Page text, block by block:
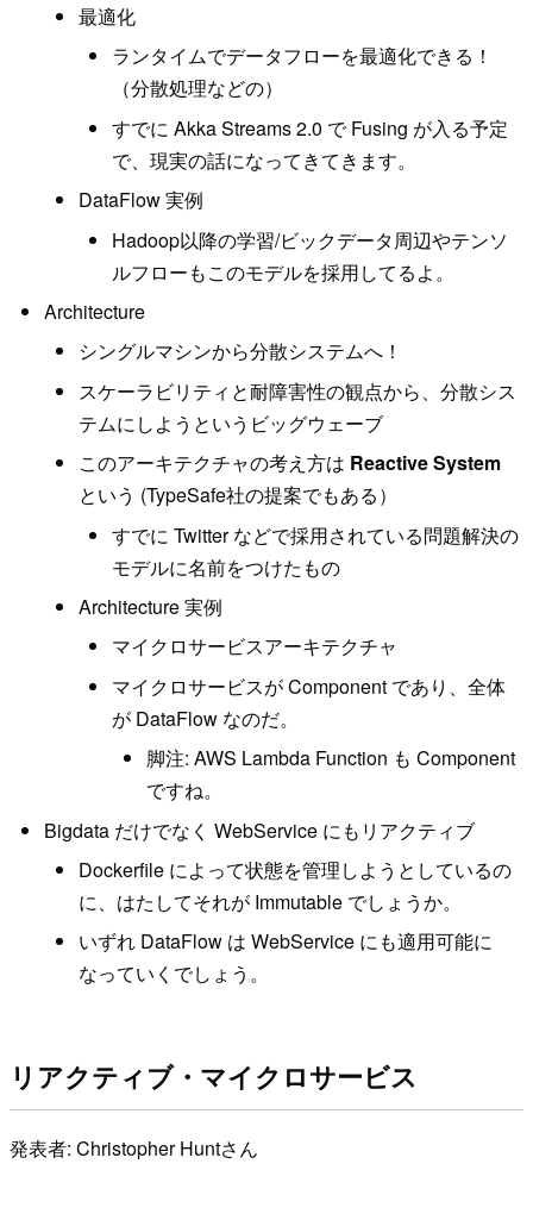
最適化
ランタイムでデータフローを最適化できる！
（分散処理などの）
すでに Akka Streams 2.0 で Fusing が入る予定
で、現実の話になってきてきます。
DataFlow 実例
Hadoop以降の学習/ビックデータ周辺やテンソ
ルフローもこのモデルを採用してるよ。
Architecture
シングルマシンから分散システムへ！
スケーラビリティと耐障害性の観点から、分散シス
テムにしようというビッグウェーブ
このアーキテクチャの考え方は Reactive System
という (TypeSafe社の提案でもある）
すでに Twitter などで採用されている問題解決の
モデルに名前をつけたもの
Architecture 実例
マイクロサービスアーキテクチャ
マイクロサービスが Component であり、全体
が DataFlow なのだ。
脚注: AWS Lambda Function も Component
ですね。
Bigdata だけでなく WebService にもリアクティブ
Dockerfile によって状態を管理しようとしているの
に、はたしてそれが Immutable でしょうか。
いずれ DataFlow は WebService にも適用可能に
なっていくでしょう。
リアクティブ・マイクロサービス
発表者: Christopher Huntさん